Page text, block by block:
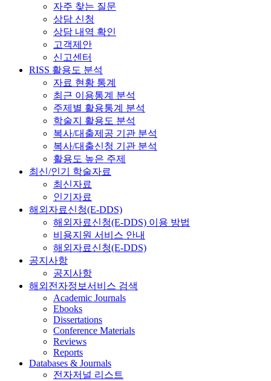
자주 찾는 질문
상담 신청
상담 내역 확인
고객제안
신고센터
RISS 활용도 분석
자료 현황 통계
최근 이용통계 분석
주제별 활용통계 분석
학술지 활용도 분석
복사/대출제공 기관 분석
복사/대출신청 기관 분석
활용도 높은 주제
최신/인기 학술자료
최신자료
인기자료
해외자료신청(E-DDS)
해외자료신청(E-DDS) 이용 방법
비용지원 서비스 안내
해외자료신청(E-DDS)
공지사항
공지사항
해외전자정보서비스 검색
Academic Journals
Ebooks
Dissertations
Conference Materials
Reviews
Reports
Databases & Journals
전자저널 리스트